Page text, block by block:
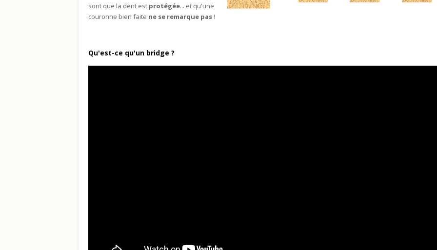
sont que la dent est protégée... et qu'une
couronne bien faite ne se remarque pas !
Qu'est-ce qu'un bridge ?